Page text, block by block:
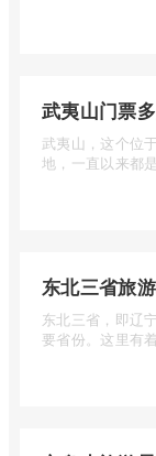
武夷山门票
武夷山，这个位
地，一直以来都
东北三省，即辽
要省份。这里有